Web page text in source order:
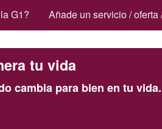
G1? Añade un servicio / oferta
tu vida
cambia para bien en tu vida.